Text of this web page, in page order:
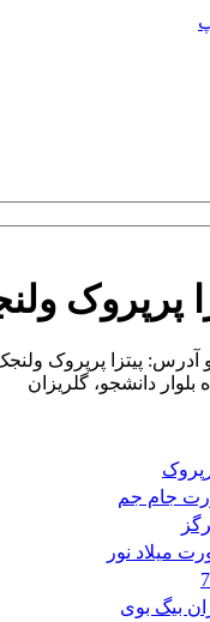
پرپروک
آدرس: پیتزا پرپروک
بلوار دانشجو، گلریزان
جام جم
میلاد نور
بیگ بوی